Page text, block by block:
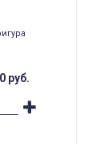
руб.